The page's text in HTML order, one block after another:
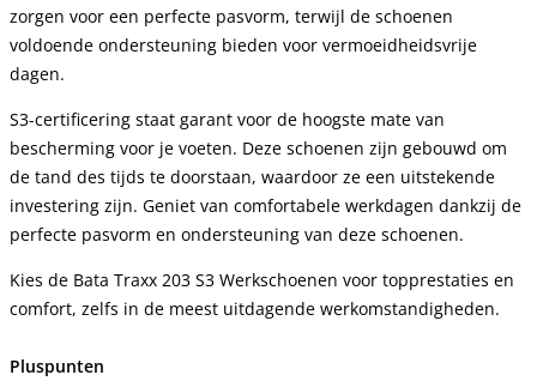
zorgen voor een perfecte pasvorm, terwijl de schoenen
voldoende ondersteuning bieden voor vermoeidheidsvrije
dagen.
S3-certificering staat garant voor de hoogste mate van
bescherming voor je voeten. Deze schoenen zijn gebouwd om
de tand des tijds te doorstaan, waardoor ze een uitstekende
investering zijn. Geniet van comfortabele werkdagen dankzij de
perfecte pasvorm en ondersteuning van deze schoenen.
Kies de Bata Traxx 203 S3 Werkschoenen voor topprestaties en
comfort, zelfs in de meest uitdagende werkomstandigheden.
Pluspunten